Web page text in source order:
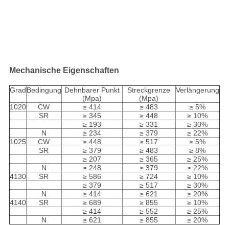
Mechanische Eigenschaften
GradBedingung Dehnbarer Punkt
(Mpa)
Streckgrenze
(Mpa)
Verlängerung
1020 CW ≥ 414 ≥ 483
≥ 5%
SR
≥ 345 ≥ 448
≥ 10%
≥ 193
≥ 331
≥ 30%
N
≥ 234 ≥ 379
≥ 22%
1025
CW ≥ 448 ≥ 517
≥ 5%
SR
≥ 379 ≥ 483
≥ 8%
≥ 207
≥ 365
≥ 25%
N
≥ 248 ≥ 379
≥ 22%
4130
SR ≥ 586 ≥ 724
≥ 10%
≥ 379
≥ 517
≥ 30%
N
≥ 414 ≥ 621
≥ 20%
4140
SR ≥ 689 ≥ 855
≥ 10%
≥ 414
≥ 552
≥ 25%
N
≥ 621 ≥ 855 ≥ 20%